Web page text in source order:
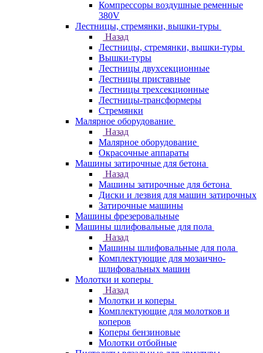
Компрессоры воздушные ременные
380V
Лестницы, стремянки, вышки-туры
Назад
Лестницы, стремянки, вышки-туры
Вышки-туры
Лестницы двухсекционные
Лестницы приставные
Лестницы трехсекционные
Лестницы-трансформеры
Стремянки
Малярное оборудование
Назад
Малярное оборудование
Окрасочные аппараты
Машины затирочные для бетона
Назад
Машины затирочные для бетона
Диски и лезвия для машин затирочных
Затирочные машины
Машины фрезеровальные
Машины шлифовальные для пола
Назад
Машины шлифовальные для пола
Комплектующие для мозаично-
шлифовальных машин
Молотки и коперы
Назад
Молотки и коперы
Комплектующие для молотков и
коперов
Коперы бензиновые
Молотки отбойные